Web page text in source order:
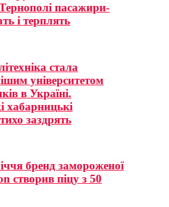
пасажири-
і терплять
стала
університетом
в Україні.
хабарницькі
заздрять
бренд замороженої
створив піцу з 50